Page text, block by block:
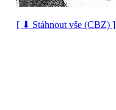
[ ⬇ Stáhnout vše (CBZ) ]